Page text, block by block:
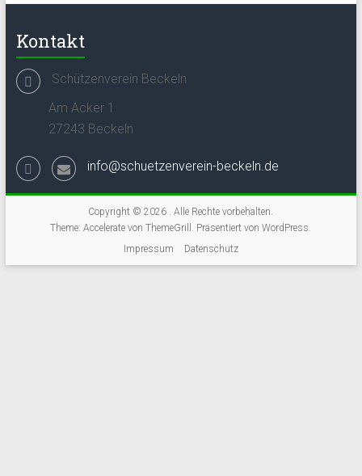
Kontakt
Schützenverein Beckeln
Am Acker 1
27243 Beckeln
info@schuetzenverein-beckeln.de
Copyright © 2026
. Alle Rechte vorbehalten.
Theme:Accelerate von ThemeGrill. Präsentiert vonWordPress
Impressum
Datenschutz